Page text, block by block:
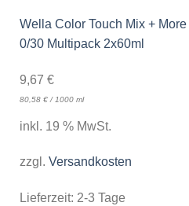
Wella Color Touch Mix +
0/30 Multipack 2x60ml
9,67 €
80,58 €/ 1000 ml
inkl. 19 % MwSt.
zzgl. Versandkosten
Lieferzeit: 2-3 Tage